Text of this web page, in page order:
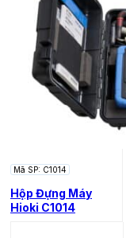
Mã SP: C1014
Hộp Đựng Máy
Hioki C1014